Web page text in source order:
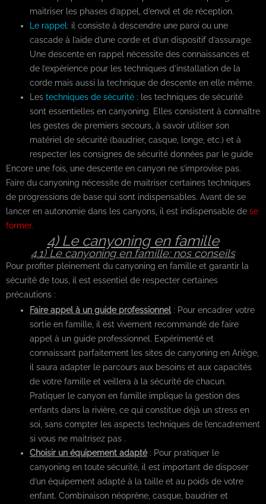
maitriser les phases d’appel, d’envol et de réception.
Le rappel: il consiste à descendre une paroi ou une
cascade à l’aide d’une corde et d’un dispositif d’assurage.
Une descente en rappel nécessite des connaissances et
de l’expérience pour les techniques d’installation de la
corde mais aussi la technique de descente en elle même.
Les techniques de sécurité : les techniques de sécurité
sont essentielles en canyoning. Elles consistent à connaître
les gestes de premiers secours, à savoir utiliser son
matériel de sécurité (baudrier, casque, longe, etc.) et à
respecter les consignes de sécurité données par le guide
Encore une fois, une descente en canyon ne s’improvise pas.
Faire du canyoning nécessite de maitriser certaines techniques
de progressions de base qui sont indispensables. Avant de se
lancer en autonomie dans les canyons, il est indispensable de se
former.
4) Le canyoning en famille
4.1) Le canyoning en famille: nos conseils
Pour profiter pleinement du canyoning en famille et garantir la
sécurité de tous, il est essentiel de respecter certaines
précautions :
Faire appel à un guide professionnel : Pour encadrer votre
sortie en famille, il est vivement recommandé de faire
appel à un guide professionnel. Expérimenté et
connaissant parfaitement les sites de canyoning en Ariège,
il saura adapter le parcours aux besoins et aux capacités
de votre famille et veillera à la sécurité de chacun.
Pratiquer le canyon en famille implique la gestion des
enfants dans la rivière, ce qui constitue déjà un stress en
soi, sans compter les aspects techniques de l’encadrement
si vous ne maitrisez pas .
Choisir un équipement adapté: Pour pratiquer le
canyoning en toute sécurité, il est important de disposer
d’un équipement adapté à la taille et au poids de votre
enfant. Combinaison néoprène, casque, baudrier et